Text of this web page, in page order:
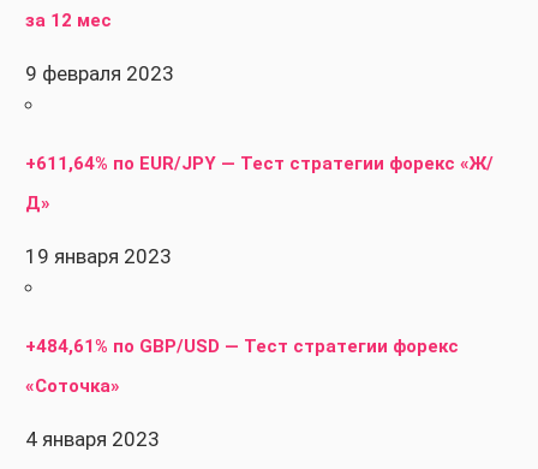
за 12 мес
9 февраля 2023
+611,64% по EUR/JPY — Тест стратегии форекс «Ж/
Д»
19 января 2023
+484,61% по GBP/USD — Тест стратегии форекс
«Соточка»
4 января 2023